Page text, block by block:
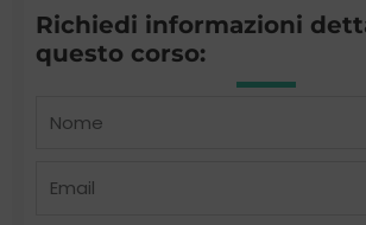
Richiedi informazioni
questo corso:
Name
Email